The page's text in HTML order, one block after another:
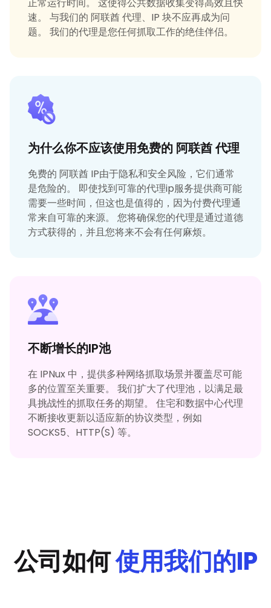
速。 与我们的 阿联酋 代理、IP 块不应再成为问
题。 我们的代理是您任何抓取工作的绝佳伴侣。
为什么你不应该使用免费的 阿联酋 代理
免费的 阿联酋 IP由于隐私和安全风险，它们通常
是危险的。 即使找到可靠的代理ip服务提供商可能
需要一些时间，但这也是值得的，因为付费代理通
常来自可靠的来源。 您将确保您的代理是通过道德
方式获得的，并且您将来不会有任何麻烦。
不断增长的IP池
在 IPNux 中，提供多种网络抓取场景并覆盖尽可能
多的位置至关重要。 我们扩大了代理池，以满足最
具挑战性的抓取任务的期望。 住宅和数据中心代理
不断接收更新以适应新的协议类型，例如
SOCKS5、HTTP(S) 等。
公司如何使用我们的IP